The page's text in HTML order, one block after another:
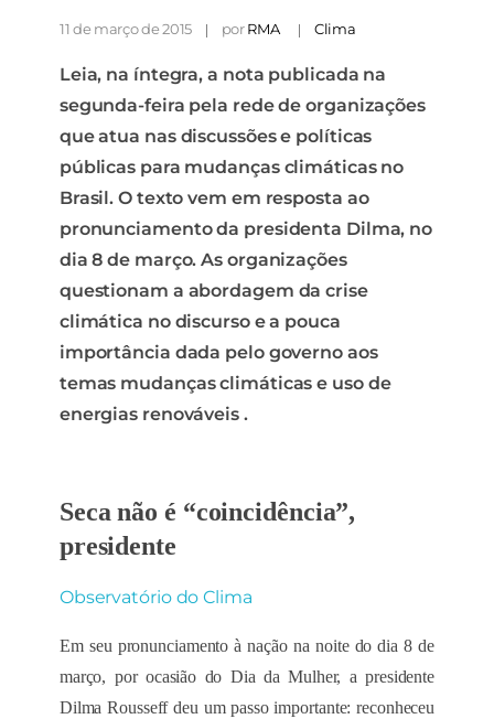
11 de março de 2015 por RMA Clima
Leia, na íntegra, a nota publicada na
segunda-feira pela rede de organizações
que atua nas discussões e políticas
públicas para mudanças climáticas no
Brasil. O texto vem em resposta ao
pronunciamento da presidenta Dilma, no
dia 8 de março. As organizações
questionam a abordagem da crise
climática no discurso e a pouca
importância dada pelo governo aos
temas mudanças climáticas e uso de
energias renováveis .
Seca não é “coincidência”,
presidente
Observatório do Clima
Em seu pronunciamento à nação na noite do dia 8 de
março, por ocasião do Dia da Mulher, a presidente
Dilma Rousseff deu um passo importante: reconheceu
possamos
funcionalidade
e a estrutura
do site, com
base em
como o site é
usado.
Experiência
Para que o
nosso site
funcione o
durante a sua
visita. Se você
cookies,
do site.
Ao compartilhar
comportamento
site, você
aumenta a